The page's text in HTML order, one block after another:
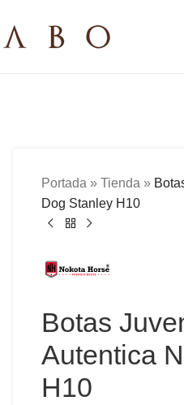
Portada » Tienda »
Dog Stanley H10
Botas
Autentica
H10